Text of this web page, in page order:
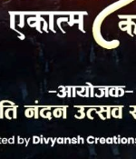
LinkedIn